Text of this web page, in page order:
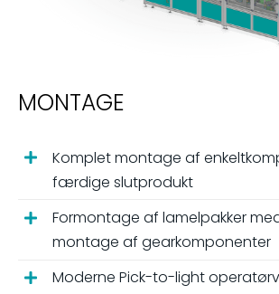
MONTAGE
Komplet montage af
færdige slutprodukt
Formontage af lamelpakker
montage af gearkomponenter
Moderne Pick-to-light